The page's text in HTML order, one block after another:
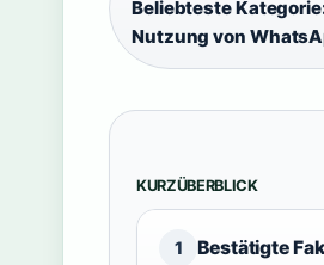
Beliebteste
Nutzung von
KURZÜBERBLICK
1 Bestätigte